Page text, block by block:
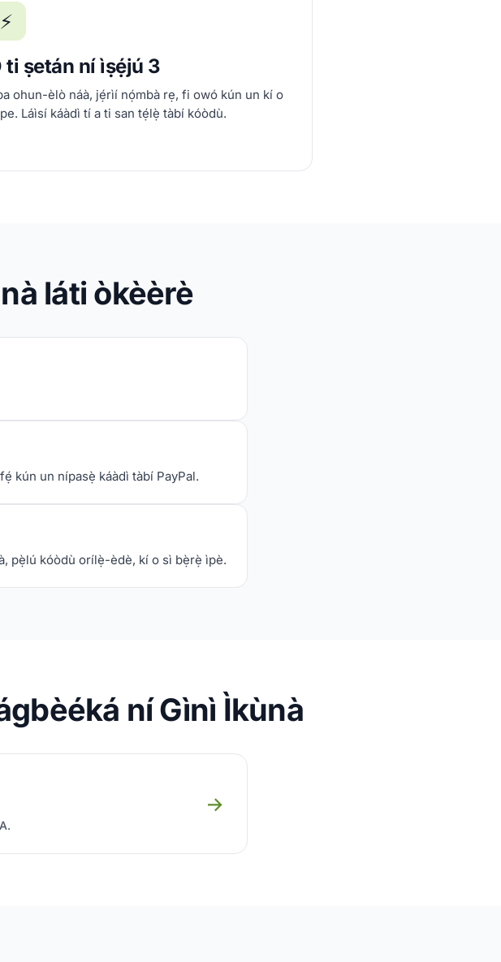
⚡
ti ṣetán ní ìṣẹ́jú 3
ohun-èlò náà, jẹ́rìí nọ́mbà rẹ, fi owó kún un kí o
Láìsí káàdì tí a ti san tẹ́lẹ̀ tàbí kóòdù.
láti òkèèrè
kún un nípasẹ̀ káàdì tàbí PayPal.
pẹ̀lú kóòdù orílẹ̀-èdè, kí o sì bẹ̀rẹ̀ ìpè.
ní Gìnì Ìkùnà
→